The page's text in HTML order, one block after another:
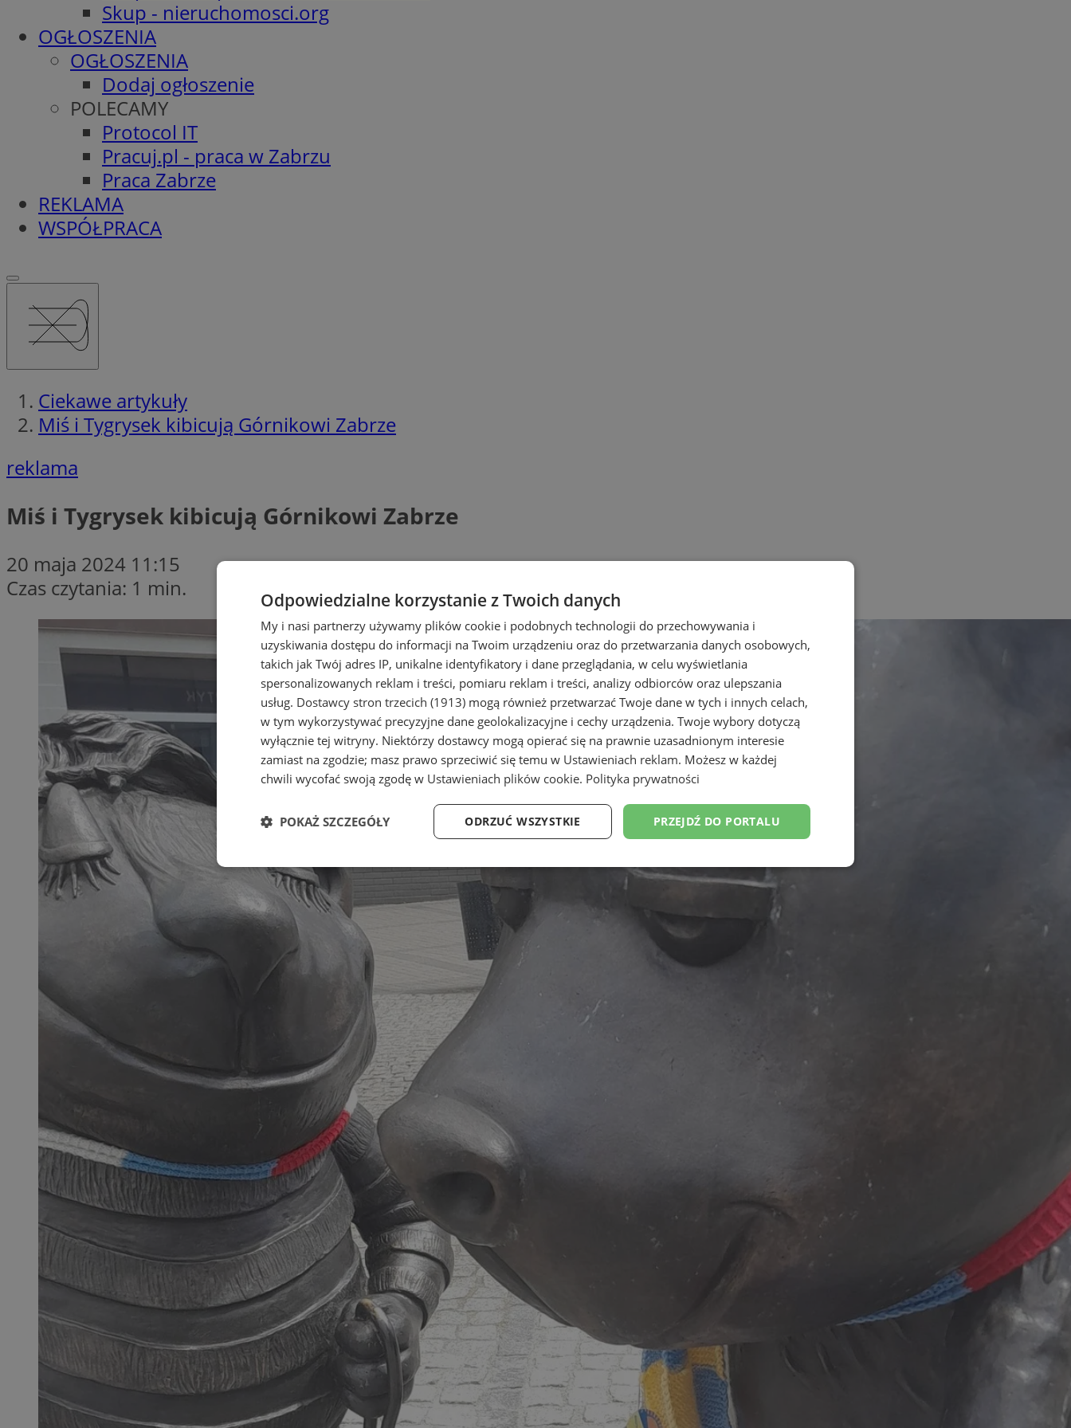
Skup - nieruchomosci.org
OGŁOSZENIA
OGŁOSZENIA
Dodaj ogłoszenie
POLECAMY
Protocol IT
Pracuj.pl - praca w Zabrzu
Praca Zabrze
REKLAMA
WSPÓŁPRACA
Ciekawe artykuły
Miś i Tygrysek kibicują Górnikowi Zabrze
reklama
Miś i Tygrysek kibicują Górnikowi Zabrze
20 maja 2024 11:15
Czas czytania: 1 min.
Odpowiedzialne korzystanie z Twoich danych
My i nasi partnerzy używamy plików cookie i podobnych technologii do przechowywania i
uzyskiwania dostępu do informacji na Twoim urządzeniu oraz do przetwarzania danych osobowych,
takich jak Twój adres IP, unikalne identyfikatory i dane przeglądania, w celu wyświetlania
spersonalizowanych reklam i treści, pomiaru reklam i treści, analizy odbiorców oraz ulepszania
usług. Dostawcy stron trzecich (1913) mogą również przetwarzać Twoje dane w tych i innych celach,
w tym wykorzystywać precyzyjne dane geolokalizacyjne i cechy urządzenia. Twoje wybory dotyczą
wyłącznie tej witryny. Niektórzy dostawcy mogą opierać się na prawnie uzasadnionym interesie
zamiast na zgodzie; masz prawo sprzeciwić się temu w Ustawieniach reklam. Możesz w każdej
chwili wycofać swoją zgodę w Ustawieniach plików cookie. Polityka prywatności
PRZEJDŹ DO PORTALU
ODRZUĆ WSZYSTKIE
POKAŻ SZCZEGÓŁY
Niezbędne Wydajność Targetowanie Funkcjonalność Niesklasyfikowane
Niezbędne Targetowanie
Niezbędne pliki cookie umożliwiają korzystanie z podstawowych funkcji strony internetowej, takich jak logowanie użytkownika i
zarządzanie kontem. Bez niezbędnych plików cookie nie można prawidłowo korzystać ze strony internetowej.
Provider
Domena
SessID zabrze.com.pl
QeSessID
1 rok
__cf_bm
29 minut 53
sekundy
__cf_bm
Cloudflare
Inc.
.twitter.com
Ten plik cookie służy do rozróżniania ludzi i botów. Jest
to korzystne dla strony internetowej, ponieważ
korzystania z jej witryny internetowej.
CookieScriptConsent
CookieScript
zabrze.com.pl
4 tygodnie 2 dni
VISITOR_PRIVACY_METADATA
YouTube
.youtube.com
5 miesięcy 4
tygodnie
Ten plik cookie przechowuje informacje o zgodzie
użytkownika oraz jego preferencjach dotyczących
prywatności podczas korzystania z witryny. Rejestruje
wybory dotyczące polityki prywatności i ustawień
zgody, zapewniając ich przestrzeganie w kolejnych
wizytach. Dzięki temu użytkownik nie musi ponownie
konfigurować swoich preferencji, co zwiększa wygodę i
zgodność z regulacjami ochrony danych.
Google Privacy Policy